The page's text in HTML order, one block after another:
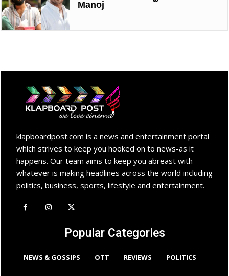
Manoj
klapboardpost.com is a news and entertainment portal
which strives to keep you hooked on to news-as it
happens. Our team aims to keep you abreast with
whatever is making headlines across the world including
politics, business, sports, lifestyle and entertainment.
Popular Categories
NEWS & GOSSIPS OTT REVIEWS POLITICS